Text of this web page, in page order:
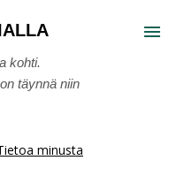
kohti.
täynnä niin
minusta